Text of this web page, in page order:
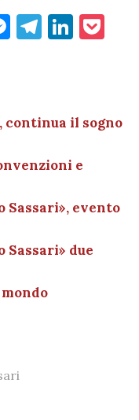
M
g
T
a
m
Li
dI et
continua il sogno
e
Sassari», evento
Sassari» due